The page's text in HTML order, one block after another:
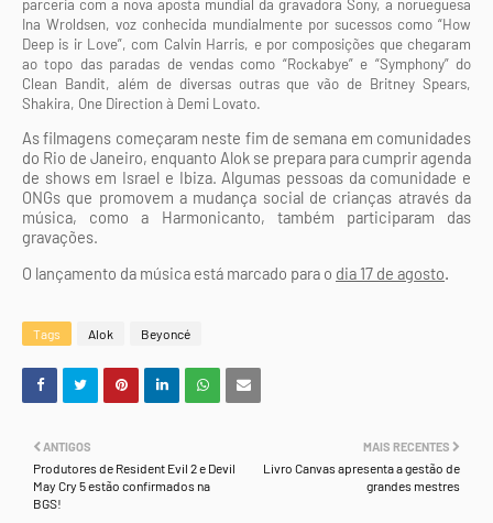
parceria com a nova aposta mundial da gravadora Sony, a norueguesa
Ina Wroldsen, voz conhecida mundialmente por sucessos como “How
Deep is ir Love”, com Calvin Harris, e por composições que chegaram
ao topo das paradas de vendas como “Rockabye” e “Symphony” do
Clean Bandit, além de diversas outras que vão de Britney Spears,
Shakira, One Direction à Demi Lovato.
As filmagens começaram neste fim de semana em comunidades
do Rio de Janeiro, enquanto Alok se prepara para cumprir agenda
de shows em Israel e Ibiza. Algumas pessoas da comunidade e
ONGs que promovem a mudança social de crianças através da
música, como a Harmonicanto, também participaram das
gravações.
O lançamento da música está marcado para o dia 17 de agosto.
Tags Alok Beyoncé
MAIS RECENTES
Livro Canvas apresenta a gestão de
grandes mestres
ANTIGOS
Produtores de Resident Evil 2 e Devil
May Cry 5 estão confirmados na
BGS!